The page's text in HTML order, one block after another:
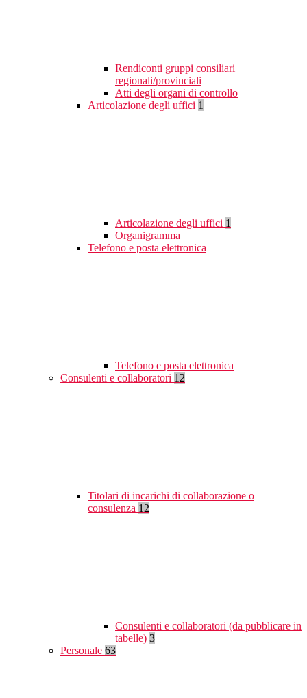
Rendiconti gruppi consiliari
regionali/provinciali
Atti degli organi di controllo
Articolazione degli uffici 1
Articolazione degli uffici 1
Organigramma
Telefono e posta elettronica
Telefono e posta elettronica
Consulenti e collaboratori 12
Titolari di incarichi di collaborazione o
consulenza 12
Consulenti e collaboratori (da pubblicare in
tabelle) 3
Personale 63